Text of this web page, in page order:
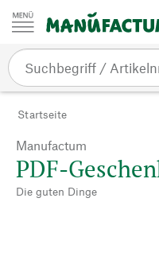
Zum Inhalt springen
Startseite
Manufactum
PDF-
Die guten Dinge